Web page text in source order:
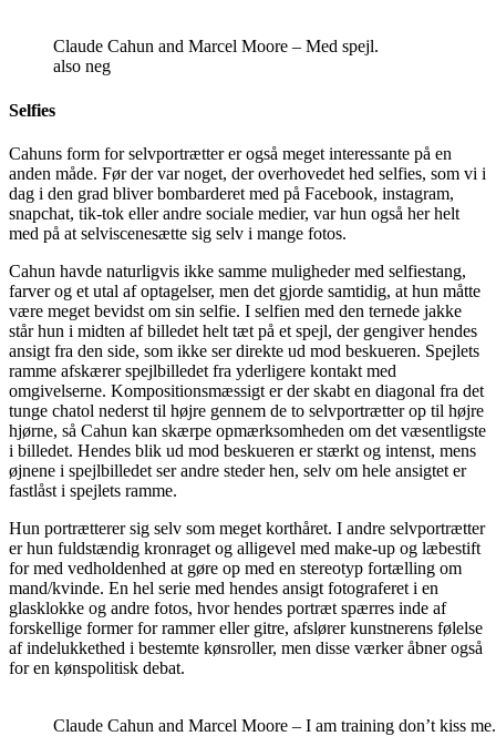
Claude Cahun and Marcel Moore – Med spejl.
also neg
Selfies
Cahuns form for selvportrætter er også meget interessante på en
anden måde. Før der var noget, der overhovedet hed selfies, som vi i
dag i den grad bliver bombarderet med på Facebook, instagram,
snapchat, tik-tok eller andre sociale medier, var hun også her helt
med på at selviscenesætte sig selv i mange fotos.
Cahun havde naturligvis ikke samme muligheder med selfiestang,
farver og et utal af optagelser, men det gjorde samtidig, at hun måtte
være meget bevidst om sin selfie. I selfien med den ternede jakke
står hun i midten af billedet helt tæt på et spejl, der gengiver hendes
ansigt fra den side, som ikke ser direkte ud mod beskueren. Spejlets
ramme afskærer spejlbilledet fra yderligere kontakt med
omgivelserne. Kompositionsmæssigt er der skabt en diagonal fra det
tunge chatol nederst til højre gennem de to selvportrætter op til højre
hjørne, så Cahun kan skærpe opmærksomheden om det væsentligste
i billedet. Hendes blik ud mod beskueren er stærkt og intenst, mens
øjnene i spejlbilledet ser andre steder hen, selv om hele ansigtet er
fastlåst i spejlets ramme.
Hun portrætterer sig selv som meget korthåret. I andre selvportrætter
er hun fuldstændig kronraget og alligevel med make-up og læbestift
for med vedholdenhed at gøre op med en stereotyp fortælling om
mand/kvinde. En hel serie med hendes ansigt fotograferet i en
glasklokke og andre fotos, hvor hendes portræt spærres inde af
forskellige former for rammer eller gitre, afslører kunstnerens følelse
af indelukkethed i bestemte kønsroller, men disse værker åbner også
for en kønspolitisk debat.
Claude Cahun and Marcel Moore – I am training don’t kiss